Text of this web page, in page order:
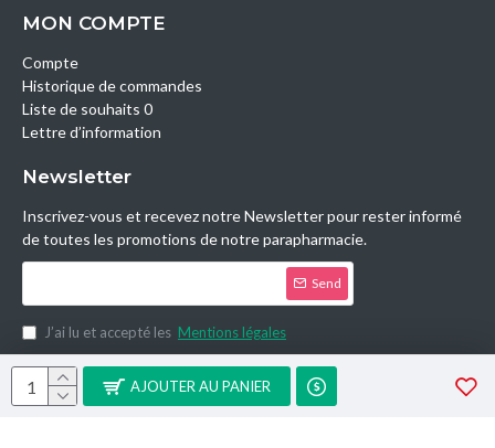
AJOUTER AU PANIER
MON COMPTE
Compte
Historique de commandes
Liste de souhaits 0
Lettre d’information
Newsletter
Inscrivez-vous et recevez notre Newsletter pour rester informé
de toutes les promotions de notre parapharmacie.
Send
J’ai lu et accepté les Mentions légales
Copyright © 2014, Parashop.tn, All Rights Reserved.